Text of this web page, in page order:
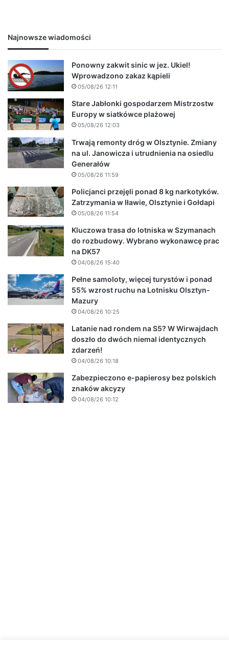
Najnowsze wiadomości
Ponowny zakwit sinic w jez. Ukiel!
Wprowadzono zakaz kąpieli
05/08/26 12:11
Stare Jabłonki gospodarzem Mistrzostw
Europy w siatkówce plażowej
05/08/26 12:03
Trwają remonty dróg w Olsztynie. Zmiany
na ul. Janowicza i utrudnienia na osiedlu
Generałów
05/08/26 11:59
Policjanci przejęli ponad 8 kg narkotyków.
Zatrzymania w Iławie, Olsztynie i Gołdapi
05/08/26 11:54
Kluczowa trasa do lotniska w Szymanach
do rozbudowy. Wybrano wykonawcę prac
na DK57
04/08/26 15:40
Pełne samoloty, więcej turystów i ponad
55% wzrost ruchu na Lotnisku Olsztyn-
Mazury
04/08/26 10:25
Latanie nad rondem na S5? W Wirwajdach
doszło do dwóch niemal identycznych
zdarzeń!
04/08/26 10:18
Zabezpieczono e-papierosy bez polskich
znaków akcyzy
04/08/26 10:12